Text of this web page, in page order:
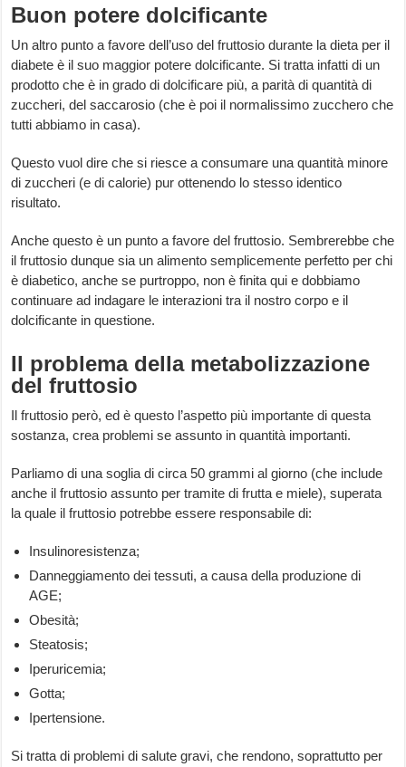
Buon potere dolcificante
Un altro punto a favore dell’uso del fruttosio durante la dieta per il
diabete è il suo maggior potere dolcificante. Si tratta infatti di un
prodotto che è in grado di dolcificare più, a parità di quantità di
zuccheri, del saccarosio (che è poi il normalissimo zucchero che
tutti abbiamo in casa).
Questo vuol dire che si riesce a consumare una quantità minore
di zuccheri (e di calorie) pur ottenendo lo stesso identico
risultato.
Anche questo è un punto a favore del fruttosio. Sembrerebbe che
il fruttosio dunque sia un alimento semplicemente perfetto per chi
è diabetico, anche se purtroppo, non è finita qui e dobbiamo
continuare ad indagare le interazioni tra il nostro corpo e il
dolcificante in questione.
Il problema della metabolizzazione
del fruttosio
Il fruttosio però, ed è questo l’aspetto più importante di questa
sostanza, crea problemi se assunto in quantità importanti.
Parliamo di una soglia di circa 50 grammi al giorno (che include
anche il fruttosio assunto per tramite di frutta e miele), superata
la quale il fruttosio potrebbe essere responsabile di:
Insulinoresistenza;
Danneggiamento dei tessuti, a causa della produzione di
AGE;
Obesità;
Steatosis;
Iperuricemia;
Gotta;
Ipertensione.
Si tratta di problemi di salute gravi, che rendono, soprattutto per